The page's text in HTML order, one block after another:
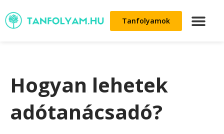
Tanfolyamok
Hogyan lehetek
adótanácsadó?